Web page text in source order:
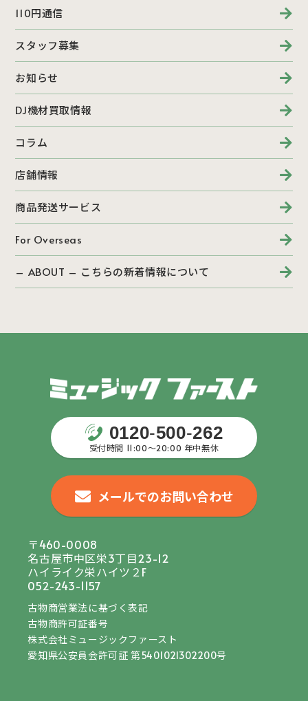
110円通信
スタッフ募集
お知らせ
DJ機材買取情報
コラム
店舗情報
商品発送サービス
For Overseas
– ABOUT – こちらの新着情報について
0120-500-262
受付時間 11:00〜20:00 年中無休
メールでのお問い合わせ
〒460-0008
名古屋市中区栄3丁目23-12
ハイライク栄ハイツ２F
052-243-1157
古物商営業法に基づく表記
古物商許可証番号
株式会社ミュージックファースト
愛知県公安員会許可証 第5401021302200号